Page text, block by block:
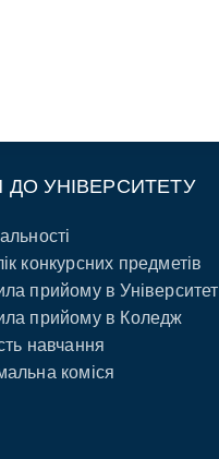
ДО УНІВЕРСИТЕТУ
конкурсних предметів
прийому в Університет
прийому в Коледж
навчання
коміся